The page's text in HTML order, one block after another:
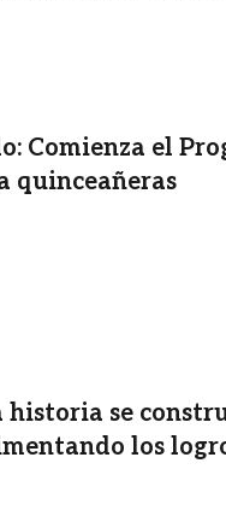
Comienza el
quinceañeras
historia se
los